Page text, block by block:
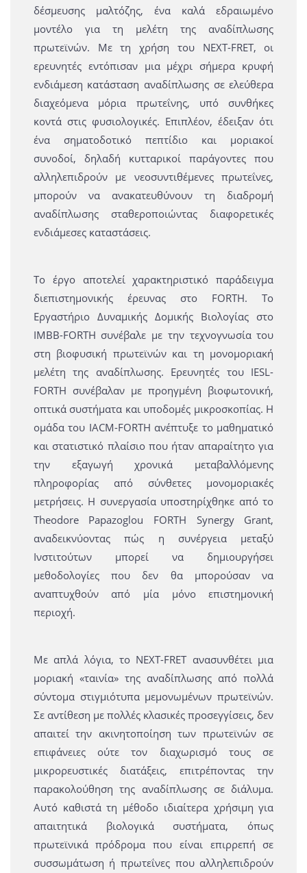
δέσμευσης μαλτόζης, ένα καλά εδραιωμένο
μοντέλο για τη μελέτη της αναδίπλωσης
πρωτεϊνών. Με τη χρήση του NEXT-FRET, οι
ερευνητές εντόπισαν μια μέχρι σήμερα κρυφή
ενδιάμεση κατάσταση αναδίπλωσης σε ελεύθερα
διαχεόμενα μόρια πρωτεΐνης, υπό συνθήκες
κοντά στις φυσιολογικές. Επιπλέον, έδειξαν ότι
ένα σηματοδοτικό πεπτίδιο και μοριακοί
συνοδοί, δηλαδή κυτταρικοί παράγοντες που
αλληλεπιδρούν με νεοσυντιθέμενες πρωτεΐνες,
μπορούν να ανακατευθύνουν τη διαδρομή
αναδίπλωσης σταθεροποιώντας διαφορετικές
ενδιάμεσες καταστάσεις.
Το έργο αποτελεί χαρακτηριστικό παράδειγμα
διεπιστημονικής έρευνας στο FORTH. Το
Εργαστήριο Δυναμικής Δομικής Βιολογίας στο
IMBB-FORTH συνέβαλε με την τεχνογνωσία του
στη βιοφυσική πρωτεϊνών και τη μονομοριακή
μελέτη της αναδίπλωσης. Ερευνητές του IESL-
FORTH συνέβαλαν με προηγμένη βιοφωτονική,
οπτικά συστήματα και υποδομές μικροσκοπίας. Η
ομάδα του IACM-FORTH ανέπτυξε το μαθηματικό
και στατιστικό πλαίσιο που ήταν απαραίτητο για
την εξαγωγή χρονικά μεταβαλλόμενης
πληροφορίας από σύνθετες μονομοριακές
μετρήσεις. Η συνεργασία υποστηρίχθηκε από το
Theodore Papazoglou FORTH Synergy Grant,
αναδεικνύοντας πώς η συνέργεια μεταξύ
Ινστιτούτων μπορεί να δημιουργήσει
μεθοδολογίες που δεν θα μπορούσαν να
αναπτυχθούν από μία μόνο επιστημονική
περιοχή.
Με απλά λόγια, το NEXT-FRET ανασυνθέτει μια
μοριακή «ταινία» της αναδίπλωσης από πολλά
σύντομα στιγμιότυπα μεμονωμένων πρωτεϊνών.
Σε αντίθεση με πολλές κλασικές προσεγγίσεις, δεν
απαιτεί την ακινητοποίηση των πρωτεϊνών σε
επιφάνειες ούτε τον διαχωρισμό τους σε
μικρορευστικές διατάξεις, επιτρέποντας την
παρακολούθηση της αναδίπλωσης σε διάλυμα.
Αυτό καθιστά τη μέθοδο ιδιαίτερα χρήσιμη για
απαιτητικά βιολογικά συστήματα, όπως
πρωτεϊνικά πρόδρομα που είναι επιρρεπή σε
συσσωμάτωση ή πρωτεΐνες που αλληλεπιδρούν